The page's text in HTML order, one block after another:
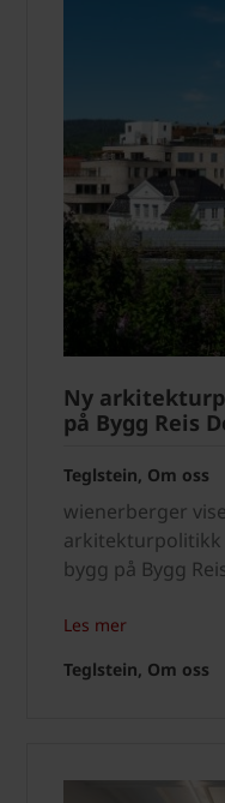
Ny
på Bygg Reis
Teglstein, Om oss
wienerberger
bygg på Bygg
Les mer
Teglstein, Om oss